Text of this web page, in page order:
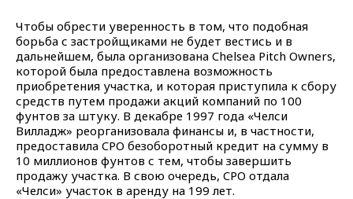
Чтобы обрести уверенность в том, что подобная
борьба с застройщиками не будет вестись и в
дальнейшем, была организована Chelsea Pitch Owners,
которой была предоставлена возможность
приобретения участка, и которая приступила к сбору
средств путем продажи акций компаний по 100
фунтов за штуку. В декабре 1997 года «Челси
Вилладж» реорганизовала финансы и, в частности,
предоставила CPO безоборотный кредит на сумму в
10 миллионов фунтов с тем, чтобы завершить
продажу участка. В свою очередь, CPO отдала
«Челси» участок в аренду на 199 лет.